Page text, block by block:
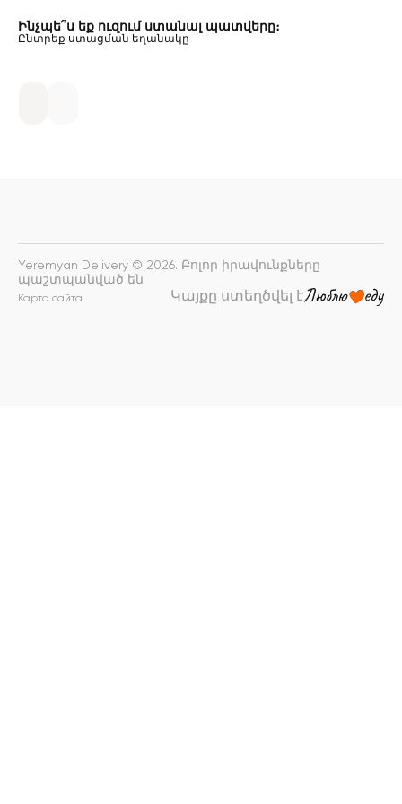
Ինչպե՞ս եք ուզում ստանալ պատվերը։
Ընտրեք ստացման եղանակը
Yeremyan Delivery © 2026. Բոլոր իրավունքները
պաշտպանված են
Карта сайта Կայքը ստեղծվել է